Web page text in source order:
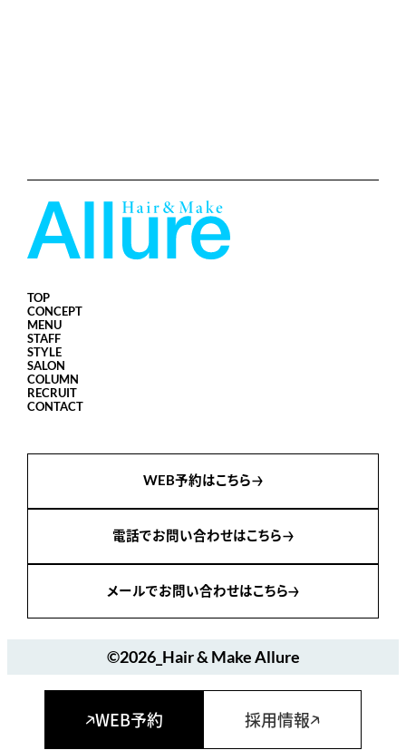
WEB予約 採用情報
TOP
CONCEPT
MENU
STAFF
STYLE
SALON
COLUMN
RECRUIT
CONTACT
WEB予約はこちら
電話でお問い合わせはこちら
メールでお問い合わせはこちら
©2026_Hair & Make Allure